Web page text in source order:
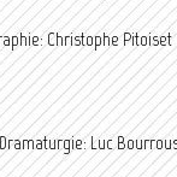
Christophe Pitoiset
Luc